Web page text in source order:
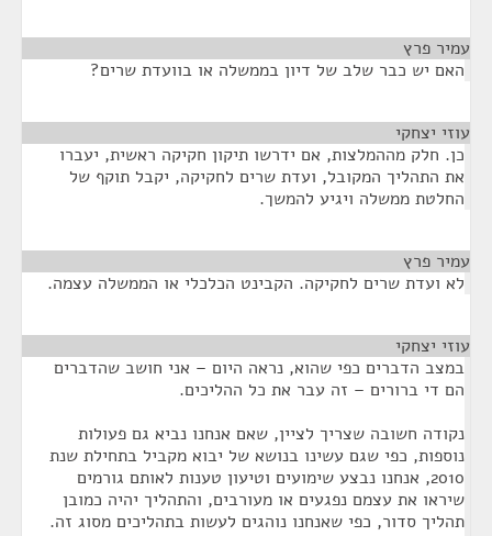
עמיר פרץ
האם יש כבר שלב של דיון בממשלה או בוועדת שרים?
עוזי יצחקי
כן. חלק מההמלצות, אם ידרשו תיקון חקיקה ראשית, יעברו
את התהליך המקובל, ועדת שרים לחקיקה, יקבל תוקף של
החלטת ממשלה ויגיע להמשך.
עמיר פרץ
לא ועדת שרים לחקיקה. הקבינט הכלכלי או הממשלה עצמה.
עוזי יצחקי
במצב הדברים כפי שהוא, נראה היום – אני חושב שהדברים
הם די ברורים – זה עבר את כל ההליכים.
נקודה חשובה שצריך לציין, שאם אנחנו נביא גם פעולות
נוספות, כפי שגם עשינו בנושא של יבוא מקביל בתחילת שנת
2010, אנחנו נבצע שימועים וטיעון טענות לאותם גורמים
שיראו את עצמם נפגעים או מעורבים, והתהליך יהיה כמובן
תהליך סדור, כפי שאנחנו נוהגים לעשות בתהליכים מסוג זה.